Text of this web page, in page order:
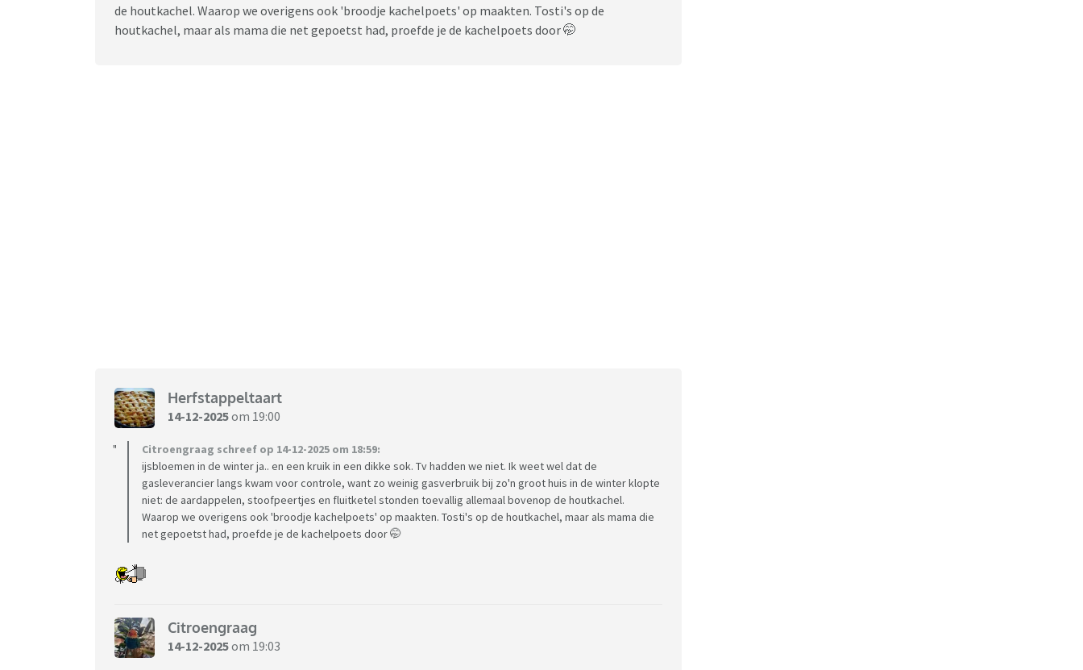
de houtkachel. Waarop we overigens ook 'broodje kachelpoets' op maakten. Tosti's op de
houtkachel, maar als mama die net gepoetst had, proefde je de kachelpoets door 🤭
Herfstappeltaart
14-12-2025om 19:00
Citroengraag schreef op 14-12-2025 om 18:59:
ijsbloemen in de winter ja.. en een kruik in een dikke sok. Tv hadden we niet. Ik weet wel dat de
gasleverancier langs kwam voor controle, want zo weinig gasverbruik bij zo'n groot huis in de winter klopte
niet: de aardappelen, stoofpeertjes en fluitketel stonden toevallig allemaal bovenop de houtkachel.
Waarop we overigens ook 'broodje kachelpoets' op maakten. Tosti's op de houtkachel, maar als mama die
net gepoetst had, proefde je de kachelpoets door 🤭
Citroengraag
14-12-2025om 19:03